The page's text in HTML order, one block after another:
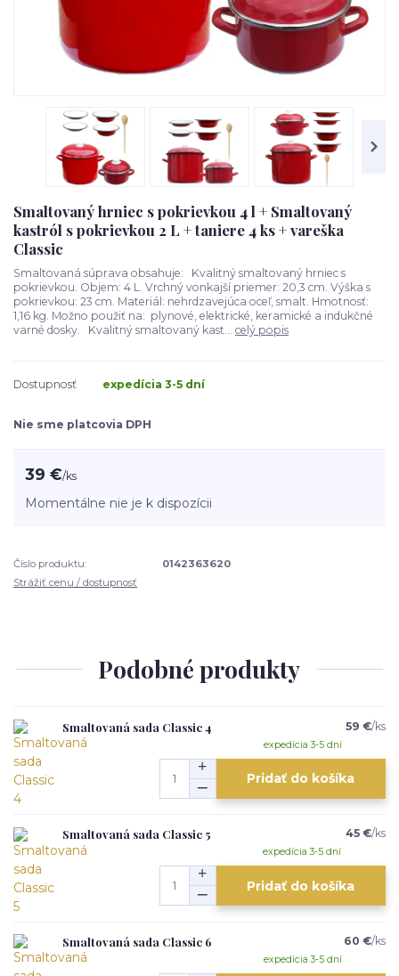
Smaltovaný hrniec s pokrievkou 4 l + Smaltovaný
kastról s pokrievkou 2 L + taniere 4 ks + vareška
Classic
Smaltovaná súprava obsahuje: Kvalitný smaltovaný hrniec s
pokrievkou. Objem: 4 L. Vrchný vonkajší priemer: 20,3 cm. Výška s
pokrievkou: 23 cm. Materiál: nehrdzavejúca oceľ, smalt. Hmotnosť:
1,16 kg. Možno použiť na: plynové, elektrické, keramické a indukčné
varné dosky. Kvalitný smaltovaný kast... celý popis
Dostupnosť expedícia 3-5 dní
Nie sme platcovia DPH
39 €/ks
Momentálne nie je k dispozícii
Číslo produktu:
0142363620
Strážiť cenu / dostupnosť
Podobné produkty
Smaltovaná sada Classic 4 59 €/ks
expedícia 3-5 dní
Pridať do košíka
Smaltovaná sada Classic 5 45 €/ks
expedícia 3-5 dní
Pridať do košíka
Smaltovaná sada Classic 6 60 €/ks
expedícia 3-5 dní